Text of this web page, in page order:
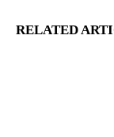
RELATED